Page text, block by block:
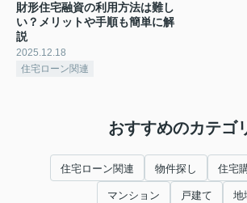
財形住宅融資の利用方法は難し
い？メリットや手順も簡単に解
説
2025.12.18
住宅ローン関連
おすすめのカテゴ
住宅ローン関連 物件探し 住宅
マンション 戸建て 地